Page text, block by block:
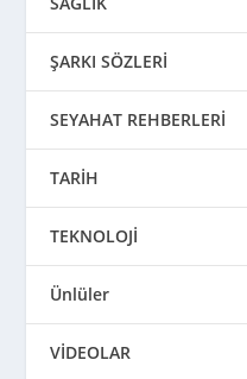
ŞARKI SÖZLERİ
SEYAHAT REHBERLERİ
TARİH
TEKNOLOJİ
Ünlüler
VİDEOLAR